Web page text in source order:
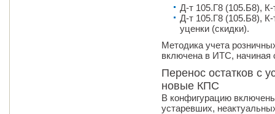
Д-т 105.Г8 (105.Б8),
Д-т 105.Г8 (105.Б8),
уценки (скидки).
Методика учета
включена в ИТС, начиная
Перенос остатков с
новые КПС
В конфигурацию
устаревших,